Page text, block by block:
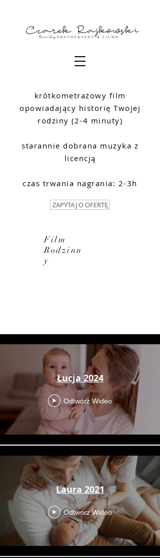
krótkometrażowy film
opowiadający historię Twojej
rodziny (2-4 minuty)
starannie dobrana muzyka z
licencją
czas trwania nagrania: 2-3h
ZAPYTAJ O OFERTĘ
Film
Rodzinn
y
Łucja 2024
Odtwórz Wideo
Laura 2021
Odtwórz Wideo